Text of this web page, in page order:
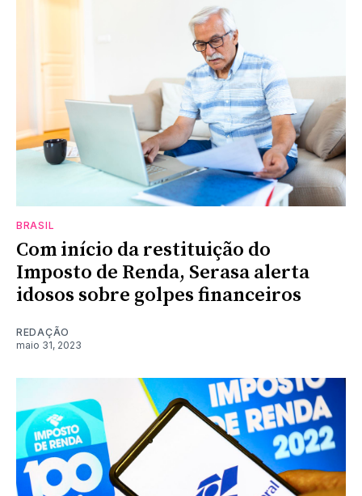
BRASIL
Com início da restituição do
Imposto de Renda, Serasa alerta
idosos sobre golpes financeiros
REDAÇÃO
maio 31, 2023